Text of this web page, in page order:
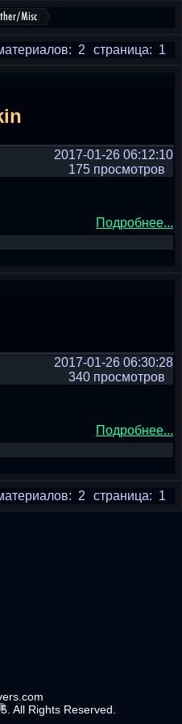
Misc
страница: 1
2
2017-01-26 06:12:10
175 просмотров
Подробнее...
2017-01-26 06:30:28
340 просмотров
Подробнее...
страница: 1
2
All Rights Reserved.